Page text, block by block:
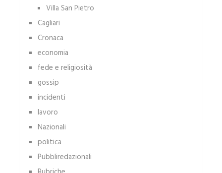
Villa San Pietro
Cagliari
Cronaca
economia
fede e religiosità
gossip
incidenti
lavoro
Nazionali
politica
Pubbliredazionali